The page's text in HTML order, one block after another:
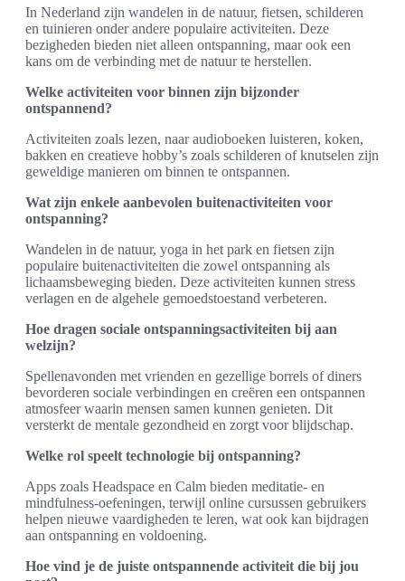
In Nederland zijn wandelen in de natuur, fietsen, schilderen
en tuinieren onder andere populaire activiteiten. Deze
bezigheden bieden niet alleen ontspanning, maar ook een
kans om de verbinding met de natuur te herstellen.
Welke activiteiten voor binnen zijn bijzonder
ontspannend?
Activiteiten zoals lezen, naar audioboeken luisteren, koken,
bakken en creatieve hobby’s zoals schilderen of knutselen zijn
geweldige manieren om binnen te ontspannen.
Wat zijn enkele aanbevolen buitenactiviteiten voor
ontspanning?
Wandelen in de natuur, yoga in het park en fietsen zijn
populaire buitenactiviteiten die zowel ontspanning als
lichaamsbeweging bieden. Deze activiteiten kunnen stress
verlagen en de algehele gemoedstoestand verbeteren.
Hoe dragen sociale ontspanningsactiviteiten bij aan
welzijn?
Spellenavonden met vrienden en gezellige borrels of diners
bevorderen sociale verbindingen en creëren een ontspannen
atmosfeer waarin mensen samen kunnen genieten. Dit
versterkt de mentale gezondheid en zorgt voor blijdschap.
Welke rol speelt technologie bij ontspanning?
Apps zoals Headspace en Calm bieden meditatie- en
mindfulness-oefeningen, terwijl online cursussen gebruikers
helpen nieuwe vaardigheden te leren, wat ook kan bijdragen
aan ontspanning en voldoening.
Hoe vind je de juiste ontspannende activiteit die bij jou